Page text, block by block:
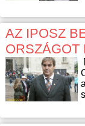
AZ IPOSZ
ORSZÁGOT